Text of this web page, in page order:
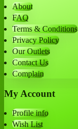
About
FAQ
Terms & Conditions
Privacy Policy
Our Outlets
Contact Us
Complain
My Account
Profile info
Wish List